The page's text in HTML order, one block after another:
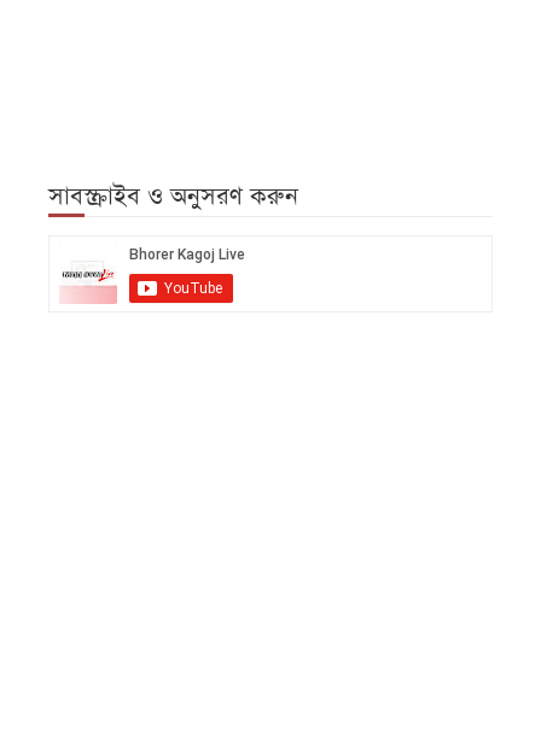
সাবস্ক্রাইব ও অনুসরণ করুন